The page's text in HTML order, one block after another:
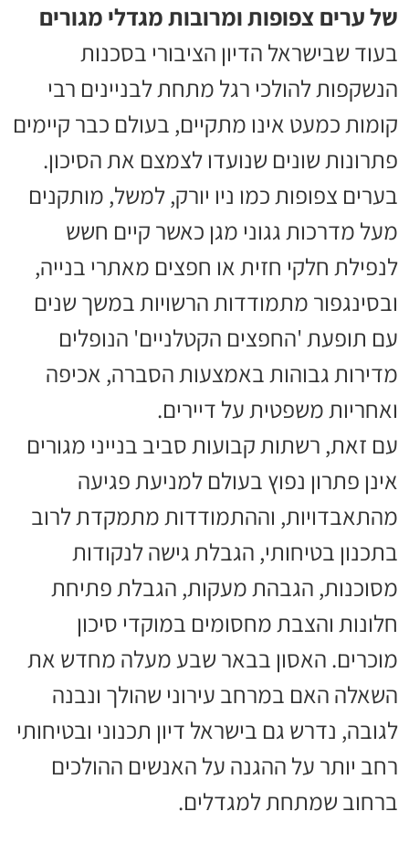
של ערים צפופות ומרובות מגדלי מגורים
בעוד שבישראל הדיון הציבורי בסכנות
הנשקפות להולכי רגל מתחת לבניינים רבי
קומות כמעט אינו מתקיים, בעולם כבר קיימים
פתרונות שונים שנועדו לצמצם את הסיכון.
בערים צפופות כמו ניו יורק, למשל, מותקנים
מעל מדרכות גגוני מגן כאשר קיים חשש
לנפילת חלקי חזית או חפצים מאתרי בנייה,
ובסינגפור מתמודדות הרשויות במשך שנים
עם תופעת 'החפצים הקטלניים' הנופלים
מדירות גבוהות באמצעות הסברה, אכיפה
ואחריות משפטית על דיירים.
עם זאת, רשתות קבועות סביב בנייני מגורים
אינן פתרון נפוץ בעולם למניעת פגיעה
מהתאבדויות, וההתמודדות מתמקדת לרוב
בתכנון בטיחותי, הגבלת גישה לנקודות
מסוכנות, הגבהת מעקות, הגבלת פתיחת
חלונות והצבת מחסומים במוקדי סיכון
מוכרים. האסון בבאר שבע מעלה מחדש את
השאלה האם במרחב עירוני שהולך ונבנה
לגובה, נדרש גם בישראל דיון תכנוני ובטיחותי
רחב יותר על ההגנה על האנשים ההולכים
ברחוב שמתחת למגדלים.